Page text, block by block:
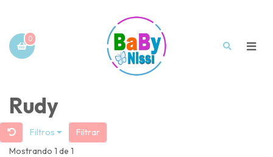
0
Rudy
Filtros
Filtrar
Mostrando 1 de 1